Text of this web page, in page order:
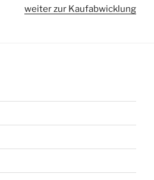
weiter zur Kaufabwicklung